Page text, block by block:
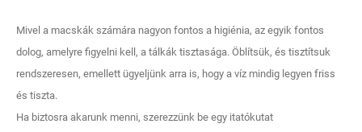
Mivel a macskák számára nagyon fontos a higiénia, az egyik fontos
dolog, amelyre figyelni kell, a tálkák tisztasága. Öblítsük, és tisztítsuk
rendszeresen, emellett ügyeljünk arra is, hogy a víz mindig legyen friss
és tiszta.
Ha biztosra akarunk menni, szerezzünk be egy itatókutat